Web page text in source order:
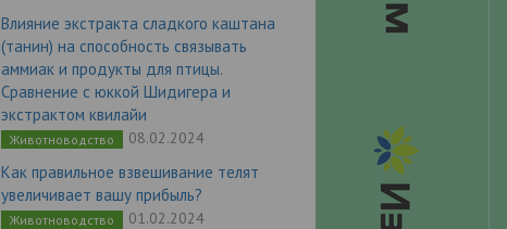
Влияние экстракта сладкого каштана
(танин) на способность связывать
аммиак и продукты для птицы.
Сравнение с юккой Шидигера и
экстрактом квилайи
Животноводство 08.02.2024
Как правильное взвешивание телят
увеличивает вашу прибыль?
Животноводство 01.02.2024